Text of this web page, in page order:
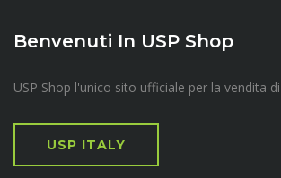
Benvenuti In USP Shop
USP Shop l'unico sito ufficiale per la vendita
USP ITALY